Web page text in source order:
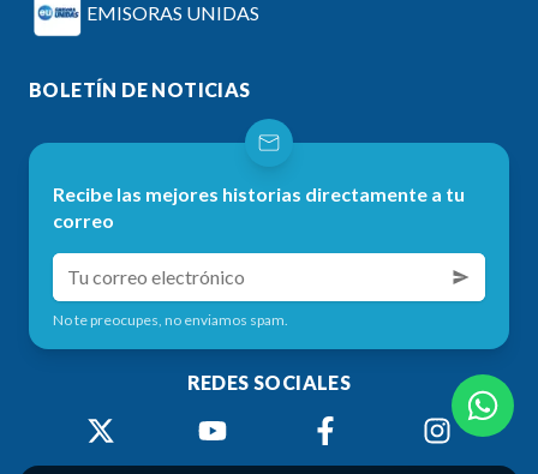
EMISORAS UNIDAS
BOLETÍN DE NOTICIAS
Recibe las mejores historias directamente a tu
correo
No te preocupes, no enviamos spam.
REDES SOCIALES